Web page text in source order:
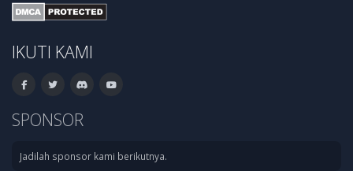
IKUTI KAMI
SPONSOR
Jadilah sponsor kami berikutnya.